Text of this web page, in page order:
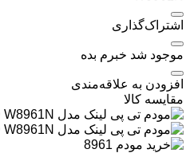
اشتراک‌گذاری
موجود شد خبرم بده
افزودن به علاقه‌مندی
مقایسه کالا